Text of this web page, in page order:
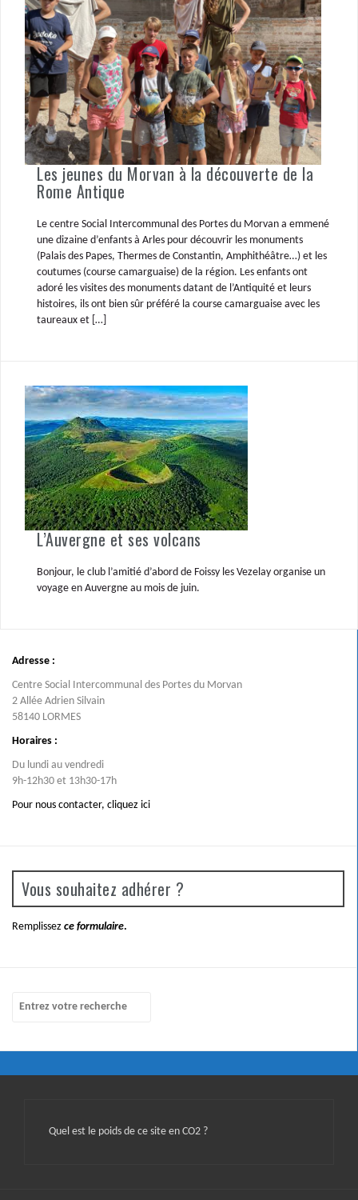
Les jeunes du Morvan à la découverte de la
Rome Antique
Le centre Social Intercommunal des Portes du Morvan a emmené
une dizaine d’enfants à Arles pour découvrir les monuments
(Palais des Papes, Thermes de Constantin, Amphithéâtre…) et les
coutumes (course camarguaise) de la région. Les enfants ont
adoré les visites des monuments datant de l’Antiquité et leurs
histoires, ils ont bien sûr préféré la course camarguaise avec les
taureaux et […]
L’Auvergne et ses volcans
Bonjour, le club l’amitié d’abord de Foissy les Vezelay organise un
voyage en Auvergne au mois de juin.
Adresse :
Centre Social Intercommunal des Portes du Morvan
2 Allée Adrien Silvain
58140 LORMES
Horaires :
Du lundi au vendredi
9h-12h30 et 13h30-17h
Pour nous contacter, cliquez ici
Vous souhaitez adhérer ?
Remplissez ce formulaire.
Quel est le poids de ce site en CO2 ?